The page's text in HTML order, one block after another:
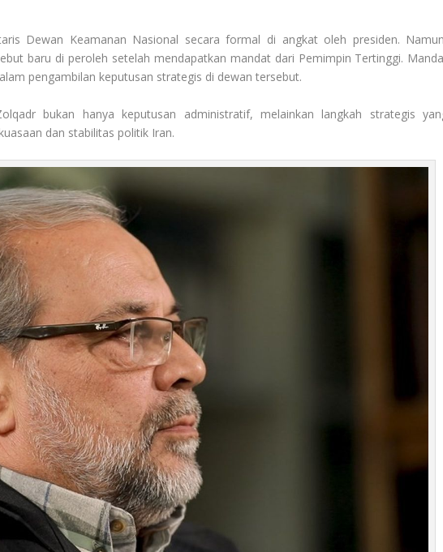
Dewan Keamanan Nasional secara formal di angkat oleh presiden.
baru di peroleh setelah mendapatkan mandat dari Pemimpin Tertinggi.
pengambilan keputusan strategis di dewan tersebut.
bukan hanya keputusan administratif, melainkan langkah strategis
dan stabilitas politik Iran.